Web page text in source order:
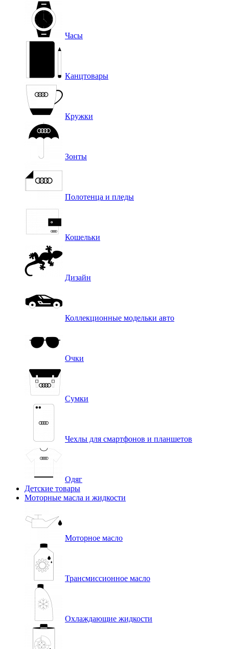
Часы
Канцтовары
Кружки
Зонты
Полотенца и пледы
Кошельки
Дизайн
Коллекционные модельки авто
Очки
Сумки
Чехлы для смартфонов и планшетов
Одяг
Детские товары
Моторные масла и жидкости
Моторное масло
Трансмиссионное масло
Охлаждающие жидкости